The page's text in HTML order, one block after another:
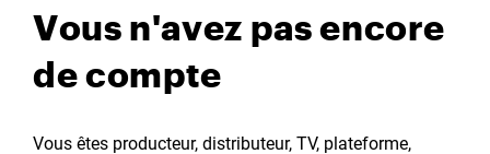
Vous n'avez pas encore
de compte
Vous êtes producteur, distributeur, TV, plateforme,